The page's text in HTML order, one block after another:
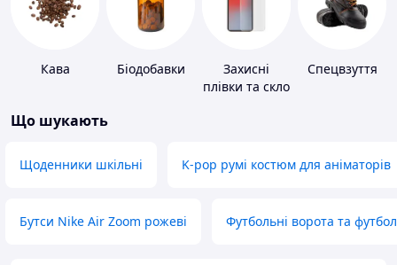
Кава Біодобавки
Захисні
плівки та скло
Спецвзуття
Що шукають
Щоденники шкільні K-pop румі костюм для аніматорів
Бутси Nike Air Zoom рожеві Футбольні ворота та